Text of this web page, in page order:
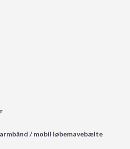
/ mobil løbemavebælte